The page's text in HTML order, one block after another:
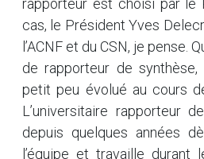
rapporteur est choisi par le
cas, le Président Yves
l’ACNF et du CSN, je pense.
de rapporteur de
petit peu évolué au cours
L’universitaire rapporteur
depuis quelques années
l’équipe et travaille